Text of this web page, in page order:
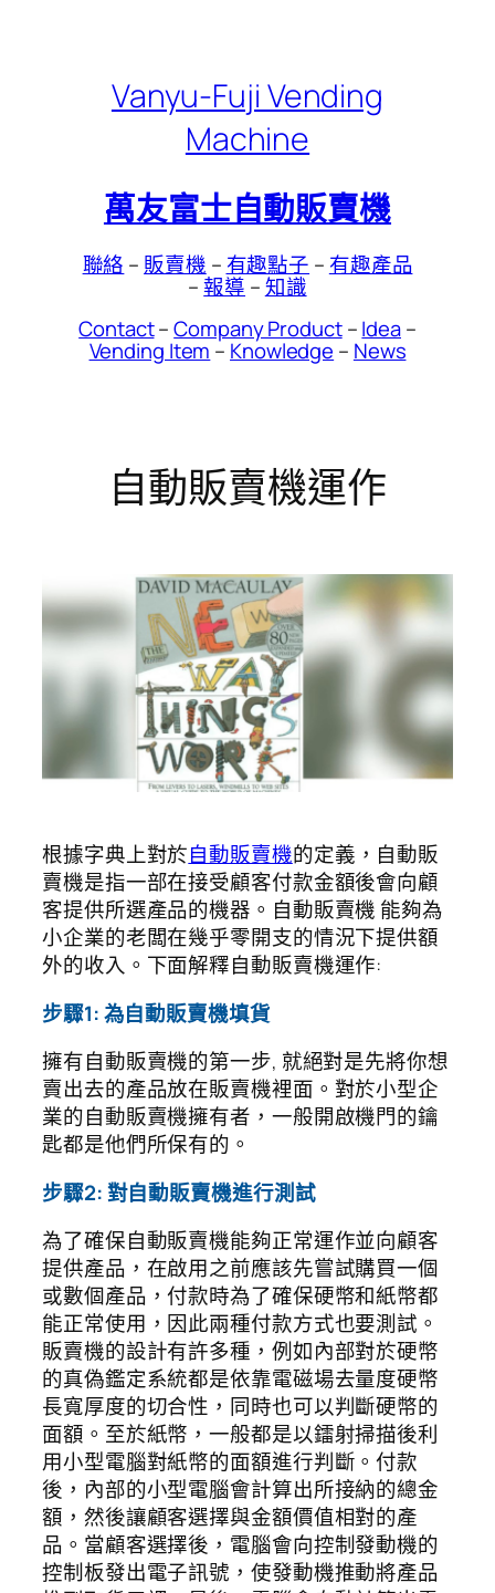
Vanyu-Fuji Vending
Machine
萬友富士自動販賣機
聯絡 – 販賣機 – 有趣點子 – 有趣產品
–報導 –知識
Contact–Company Product–Idea–
Vending Item – Knowledge – News
自動販賣機運作
根據字典上對於自動販賣機的定義，自動販
賣機是指一部在接受顧客付款金額後會向顧
客提供所選產品的機器。自動販賣機 能夠為
小企業的老闆在幾乎零開支的情況下提供額
外的收入。下面解釋自動販賣機運作:
步驟1: 為自動販賣機填貨
擁有自動販賣機的第一步, 就絕對是先將你想
賣出去的產品放在販賣機裡面。對於小型企
業的自動販賣機擁有者，一般開啟機門的鑰
匙都是他們所保有的。
步驟2: 對自動販賣機進行測試
為了確保自動販賣機能夠正常運作並向顧客
提供產品，在啟用之前應該先嘗試購買一個
或數個產品，付款時為了確保硬幣和紙幣都
能正常使用，因此兩種付款方式也要測試。
販賣機的設計有許多種，例如內部對於硬幣
的真偽鑑定系統都是依靠電磁場去量度硬幣
長寬厚度的切合性，同時也可以判斷硬幣的
面額。至於紙幣，一般都是以鐳射掃描後利
用小型電腦對紙幣的面額進行判斷。付款
後，內部的小型電腦會計算出所接納的總金
額，然後讓顧客選擇與金額價值相對的產
品。當顧客選擇後，電腦會向控制發動機的
控制板發出電子訊號，使發動機推動將產品